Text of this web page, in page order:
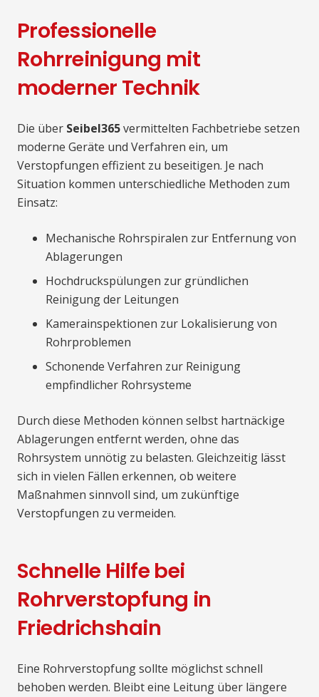
Professionelle
Rohrreinigung mit
moderner Technik
Die über Seibel365vermittelten Fachbetriebe setzen
moderne Geräte und Verfahren ein, um
Verstopfungen effizient zu beseitigen. Je nach
Situation kommen unterschiedliche Methoden zum
Einsatz:
Mechanische Rohrspiralen zur Entfernung von
Ablagerungen
Hochdruckspülungen zur gründlichen
Reinigung der Leitungen
Kamerainspektionen zur Lokalisierung von
Rohrproblemen
Schonende Verfahren zur Reinigung
empfindlicher Rohrsysteme
Durch diese Methoden können selbst hartnäckige
Ablagerungen entfernt werden, ohne das
Rohrsystem unnötig zu belasten. Gleichzeitig lässt
sich in vielen Fällen erkennen, ob weitere
Maßnahmen sinnvoll sind, um zukünftige
Verstopfungen zu vermeiden.
Schnelle Hilfe bei
Rohrverstopfung in
Friedrichshain
Eine Rohrverstopfung sollte möglichst schnell
behoben werden. Bleibt eine Leitung über längere